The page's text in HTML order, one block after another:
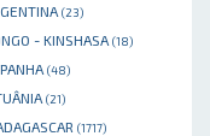
(23)
- KINSHASA (18)
(48)
(21)
(1717)